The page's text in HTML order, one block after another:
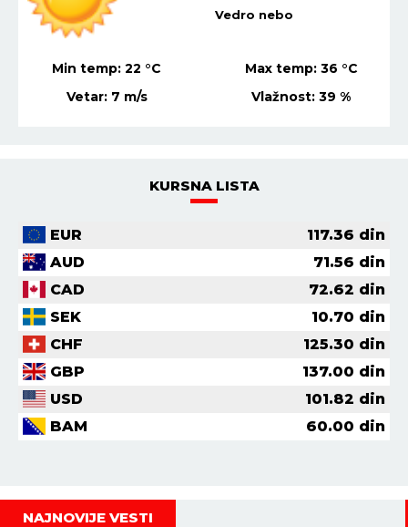
Vedro nebo
Min temp:22 °C Max temp: 36 °C
Vetar: 7 m/s Vlažnost:39 %
KURSNA LISTA
EUR 117.36 din
AUD
71.56 din
CAD
72.62 din
SEK
10.70 din
CHF
125.30 din
GBP
137.00 din
USD
101.82 din
BAM
60.00 din
NAJNOVIJE VESTI